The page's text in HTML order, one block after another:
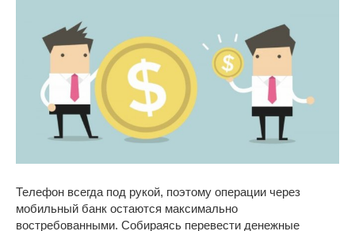
Телефон всегда под рукой, поэтому операции через
мобильный банк остаются максимально
востребованными. Собираясь перевести денежные